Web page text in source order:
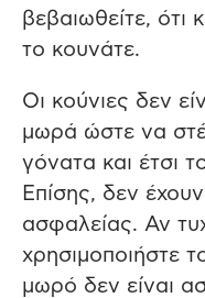
βεβαιωθείτε, ότι
το κουνάτε.
Οι κούνιες δεν
μωρά ώστε να
γόνατα και έτσι
Επίσης, δεν
ασφαλείας. Αν
χρησιμοποιήστε
μωρό δεν είναι